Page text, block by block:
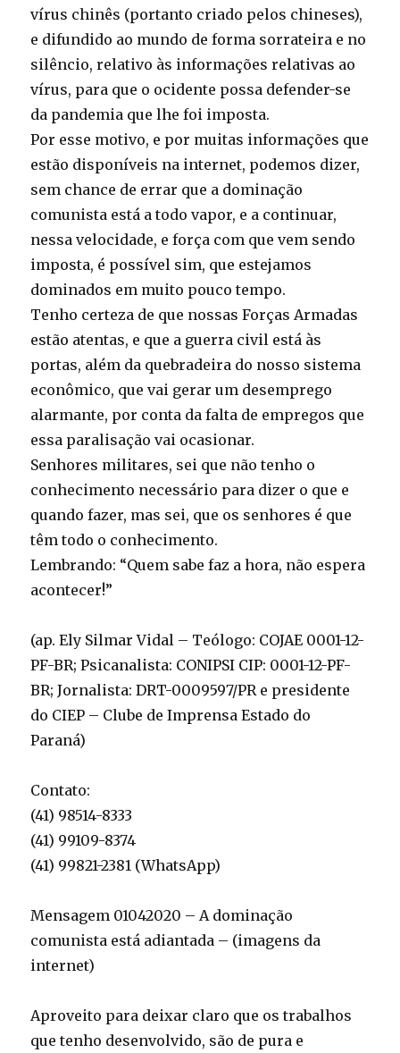
vírus chinês (portanto criado pelos chineses),
e difundido ao mundo de forma sorrateira e no
silêncio, relativo às informações relativas ao
vírus, para que o ocidente possa defender-se
da pandemia que lhe foi imposta.
Por esse motivo, e por muitas informações que
estão disponíveis na internet, podemos dizer,
sem chance de errar que a dominação
comunista está a todo vapor, e a continuar,
nessa velocidade, e força com que vem sendo
imposta, é possível sim, que estejamos
dominados em muito pouco tempo.
Tenho certeza de que nossas Forças Armadas
estão atentas, e que a guerra civil está às
portas, além da quebradeira do nosso sistema
econômico, que vai gerar um desemprego
alarmante, por conta da falta de empregos que
essa paralisação vai ocasionar.
Senhores militares, sei que não tenho o
conhecimento necessário para dizer o que e
quando fazer, mas sei, que os senhores é que
têm todo o conhecimento.
Lembrando: “Quem sabe faz a hora, não espera
acontecer!”
(ap. Ely Silmar Vidal – Teólogo: COJAE 0001-12-
PF-BR; Psicanalista: CONIPSI CIP: 0001-12-PF-
BR; Jornalista: DRT-0009597/PR e presidente
do CIEP – Clube de Imprensa Estado do
Paraná)
Contato:
(41) 98514-8333
(41) 99109-8374
(41) 99821-2381 (WhatsApp)
Mensagem 01042020 – A dominação
comunista está adiantada – (imagens da
internet)
Aproveito para deixar claro que os trabalhos
que tenho desenvolvido, são de pura e